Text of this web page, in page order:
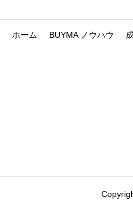
ホーム BUYMA ノウハウ